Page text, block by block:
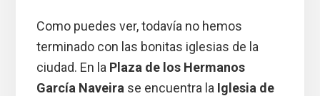
Como puedes ver, todavía no hemos
terminado con las bonitas iglesias de la
ciudad. En la Plaza de los Hermanos
García Naveira se encuentra la Iglesia de